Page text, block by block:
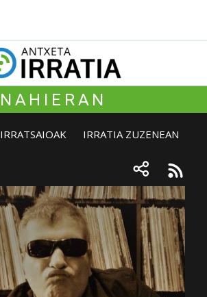
NAHIERAN
IRRATSAIOAK IRRATIA ZUZENEAN